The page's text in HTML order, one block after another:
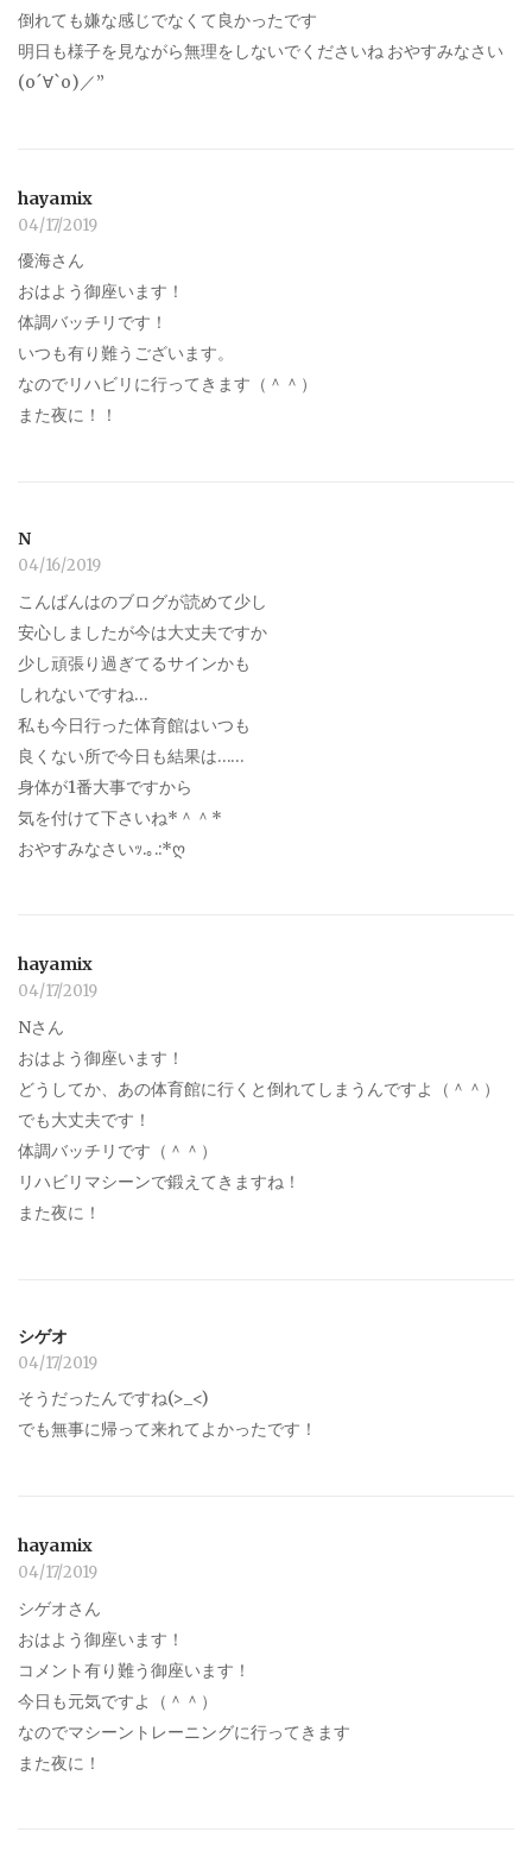
倒れても嫌な感じでなくて良かったです
明日も様子を見ながら無理をしないでくださいね おやすみなさい
(о´∀`о)／”
hayamix
04/17/2019
優海さん
おはよう御座います！
体調バッチリです！
いつも有り難うございます。
なのでリハビリに行ってきます（＾＾）
また夜に！！
N
04/16/2019
こんばんはのブログが読めて少し
安心しましたが今は大丈夫ですか
少し頑張り過ぎてるサインかも
しれないですね…
私も今日行った体育館はいつも
良くない所で今日も結果は……
身体が1番大事ですから
気を付けて下さいね*＾＾*
おやすみなさいｯ.｡.:*ღ
hayamix
04/17/2019
Nさん
おはよう御座います！
どうしてか、あの体育館に行くと倒れてしまうんですよ（＾＾）
でも大丈夫です！
体調バッチリです（＾＾）
リハビリマシーンで鍛えてきますね！
また夜に！
シゲオ
04/17/2019
そうだったんですね(>_<)
でも無事に帰って来れてよかったです！
hayamix
04/17/2019
シゲオさん
おはよう御座います！
コメント有り難う御座います！
今日も元気ですよ（＾＾）
なのでマシーントレーニングに行ってきます
また夜に！